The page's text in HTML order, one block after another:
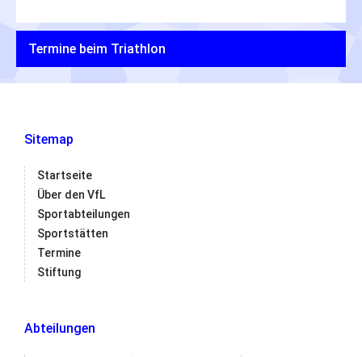
Termine beim Triathlon
Sitemap
Startseite
Über den VfL
Sportabteilungen
Sportstätten
Termine
Stiftung
Abteilungen